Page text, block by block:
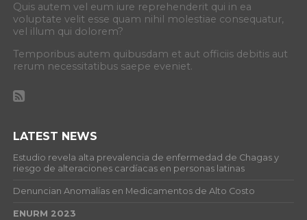
Quis autem vel eum iure reprehenderit qui in ea
voluptate velit esse quam nihil molestiae consequatur,
vel illum qui dolorem?
Temporibus autem quibusdam et aut officiis debitis aut
rerum necessitatibus saepe eveniet.
LATEST NEWS
Estudio revela alta prevalencia de enfermedad de Chagas y
riesgo de alteraciones cardíacas en personas latinas
Denuncian Anomalías en Medicamentos de Alto Costo
ENURM 2023